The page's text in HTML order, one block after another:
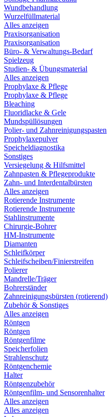
Wundbehandlung
Wurzelfüllmaterial
Alles anzeigen
Praxisorganisation
Praxisorganisation
Büro- & Verwaltungs-Bedarf
Spielzeug
Studien- & Übungsmaterial
Alles anzeigen
Prophylaxe & Pflege
Prophylaxe & Pflege
Bleaching
Fluoridlacke & Gele
Mundspüllösungen
Polier- und Zahnreinigungspasten
Prophylaxepulver
Speicheldiagnostika
Sonstiges
Versiegelung & Hilfsmittel
Zahnpasten & Pflegeprodukte
Zahn- und Interdentalbürsten
Alles anzeigen
Rotierende Instrumente
Rotierende Instrumente
Stahlinstrumente
Chirurgie-Bohrer
HM-Instrumente
Diamanten
Schleifkörper
Schleifscheiben/Finierstreifen
Polierer
Mandrelle/Träger
Bohrerständer
Zahnreinigungsbürsten (rotierend)
Zubehör & Sonstiges
Alles anzeigen
Röntgen
Röntgen
Röntgenfilme
Speicherfolien
Strahlenschutz
Röntgenchemie
Halter
Röntgenzubehör
Röntgenfilm- und Sensorenhalter
Alles anzeigen
Alles anzeigen